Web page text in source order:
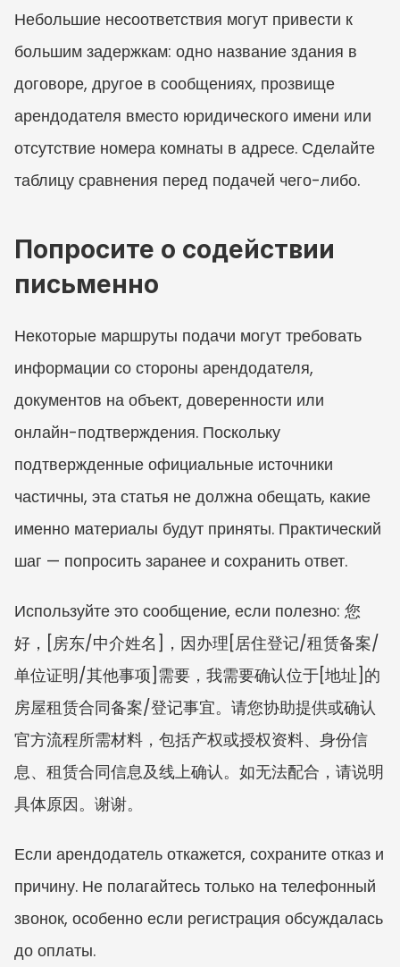
Небольшие несоответствия могут привести к
большим задержкам: одно название здания в
договоре, другое в сообщениях, прозвище
арендодателя вместо юридического имени или
отсутствие номера комнаты в адресе. Сделайте
таблицу сравнения перед подачей чего-либо.
Попросите о содействии
письменно
Некоторые маршруты подачи могут требовать
информации со стороны арендодателя,
документов на объект, доверенности или
онлайн-подтверждения. Поскольку
подтвержденные официальные источники
частичны, эта статья не должна обещать, какие
именно материалы будут приняты. Практический
шаг — попросить заранее и сохранить ответ.
Используйте это сообщение, если полезно: 您
好，[房东/中介姓名]，因办理[居住登记/租赁备案/
单位证明/其他事项]需要，我需要确认位于[地址]的
房屋租赁合同备案/登记事宜。请您协助提供或确认
官方流程所需材料，包括产权或授权资料、身份信
息、租赁合同信息及线上确认。如无法配合，请说明
具体原因。谢谢。
Если арендодатель откажется, сохраните отказ и
причину. Не полагайтесь только на телефонный
звонок, особенно если регистрация обсуждалась
до оплаты.